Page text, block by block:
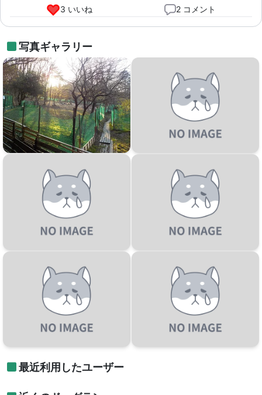
3 いいね
2 コメント
写真ギャラリー
最近利用したユーザー